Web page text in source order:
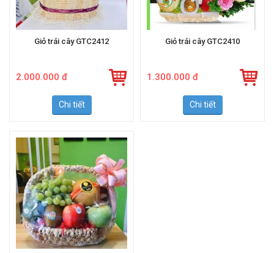
Giỏ trái cây GTC2412
2.000.000 đ
Chi tiết
Giỏ trái cây GTC2410
1.300.000 đ
Chi tiết